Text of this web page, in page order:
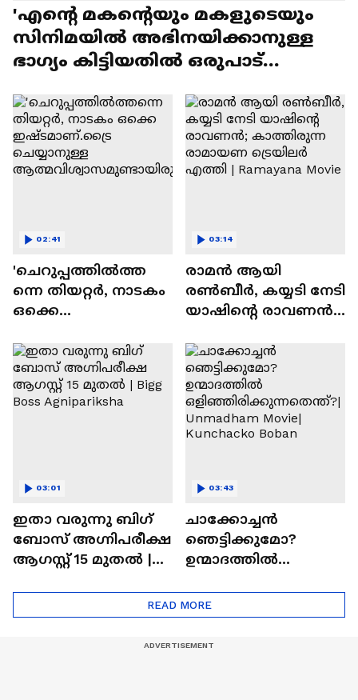
'എന്റെ മകന്റെയും മകളുടെയും
സിനിമയിൽ അഭിനയിക്കാനുള്ള
ഭാഗ്യം കിട്ടിയതിൽ ഒരുപാട്
'ചെറുപ്പത്തിൽത്ത
ന്നെ തിയറ്റർ, നാടകം
ഒക്കെ
ചെയ്യാനുള്ള
ആത്മവിശ്വാസമുണ്ടാ
യിരുന്നില്ല'
02:41
രാമന്‍ ആയി
രൺബീർ, കയ്യടി നേടി
യാഷിന്റെ രാവണൻ;
രാമായണ ട്രെയിലർ
എത്തി | Ramayana
Movie
03:14
ഇതാ വരുന്നു ബിഗ്
ബോസ് അഗ്നിപരീക്ഷ
ആഗസ്റ്റ് 15 മുതൽ |
03:01
ചാക്കോച്ചന്‍
ഞെട്ടിക്കുമോ?
ഉന്മാദത്തിൽ
ന്ത്?| Unmadham
Movie| Kunchacko
03:43
READ MORE